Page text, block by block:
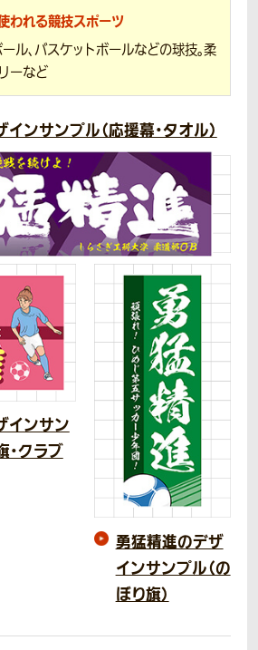
われる競技スポーツ
ル、バスケットボールなどの球技。柔
ーなど
ンサンプル（応援幕・タオル）
インサン
・クラブ
勇猛精進のデザ
インサンプル（の
ぼり旗）